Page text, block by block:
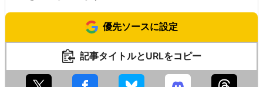
優先ソースに設定
記事タイトルとURLをコピー